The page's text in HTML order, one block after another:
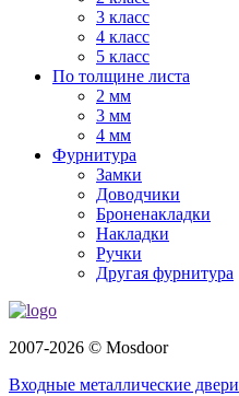
3 класс
4 класс
5 класс
По толщине листа
2 мм
3 мм
4 мм
Фурнитура
Замки
Доводчики
Броненакладки
Накладки
Ручки
Другая фурнитура
2007-2026 © Mosdoor
Входные металлические двери